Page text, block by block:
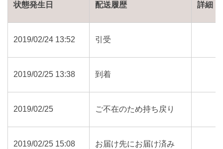
状態発生日 配送履歴 詳細
2019/02/24 13:52 引受
2019/02/25 13:38 到着
2019/02/25 ご不在のため持ち戻り
2019/02/25 15:08 お届け先にお届け済み